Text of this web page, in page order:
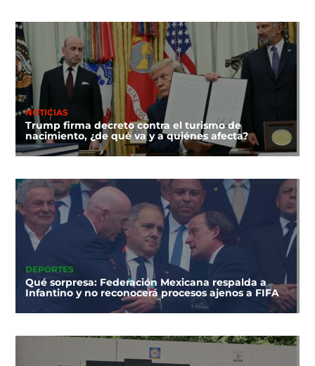
NOTICIAS
Trump firma decreto contra el turismo de
nacimiento, ¿de qué va y a quiénes afecta?
DEPORTES
Qué sorpresa: Federación Mexicana respalda a
Infantino y no reconocerá procesos ajenos a FIFA